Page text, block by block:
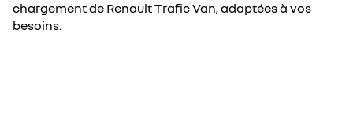
chargement de Renault Trafic Van, adaptées à vos
besoins.